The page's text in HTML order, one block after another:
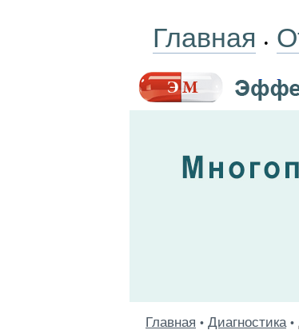
Главная •
Главная • Диагностика •